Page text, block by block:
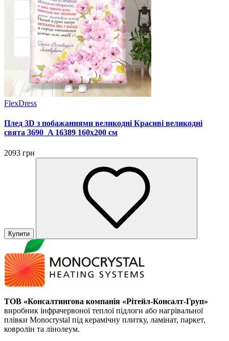
FlexDress
Плед 3D з побажаннями великодні Красиві великодні
свята 3690_A 16389 160х200 см
2093 грн
Купити
ТОВ «Консалтингова компанія «Рітейл-Консалт-Груп»
виробник інфрачервоної теплої підлоги або нагрівальної
плівки Monocrystal під керамічну плитку, ламінат, паркет,
ковролін та лінолеум.